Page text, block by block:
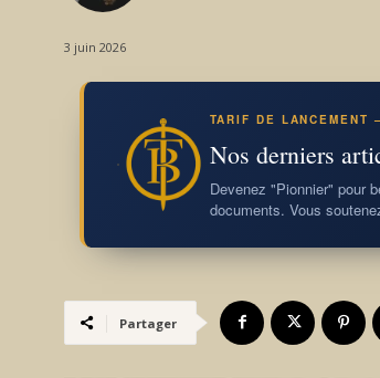
3 juin 2026
TARIF DE LANCEMENT
Nos derniers
Devenez "Pionnier" pour
documents. Vous
Partager